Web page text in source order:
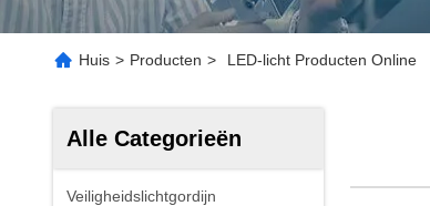
Huis > Producten > LED-licht Producten Online
Alle Categorieën
Veiligheidslichtgordijn